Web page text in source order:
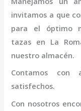
invitamos a que
para el óptimo
tazas en La
nuestro almacén.
Contamos con
satisfechos.
Con nosotros